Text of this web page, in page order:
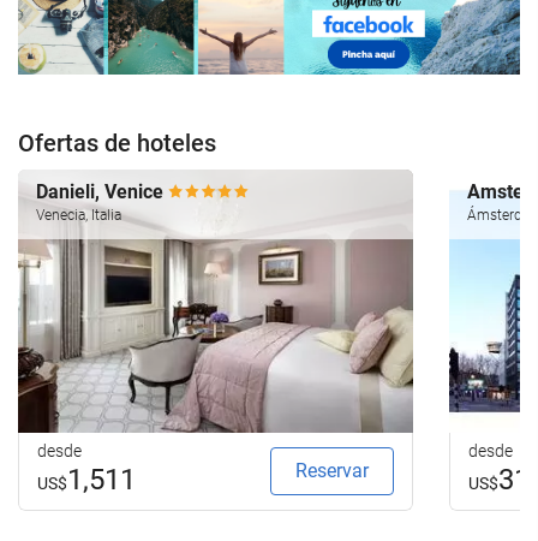
Ofertas de hoteles
Danieli, Venice
Venecia, Italia
desde
US$1,511 Reservar
desde
US$